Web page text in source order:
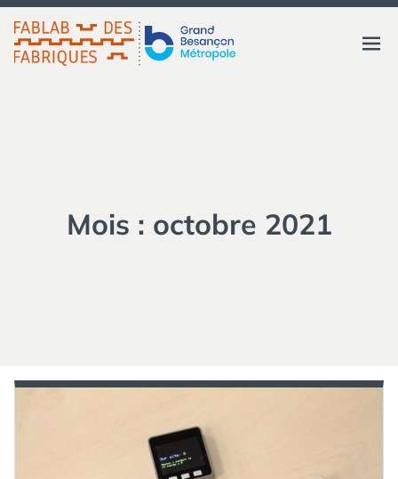
Aller
au
contenu
FABLAB DES FABRIQUES
Mois : octobre 2021